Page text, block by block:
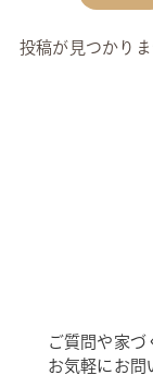
投稿が見つかりま
ご質問や家づ
お気軽にお問